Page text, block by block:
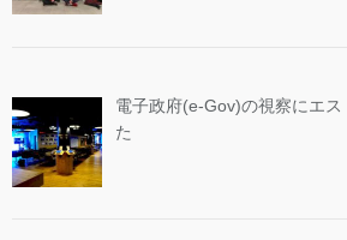
電子政府(e-Gov)の視察にエ
た